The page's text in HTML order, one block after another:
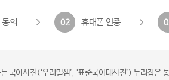
의 02 휴대폰 인증
국어사전(‘우리말샘’, ‘표준국어대사전’) 누리집